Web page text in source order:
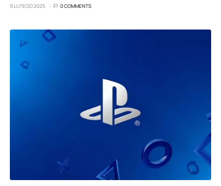
9 LUTEGO 2025 0 COMMENTS